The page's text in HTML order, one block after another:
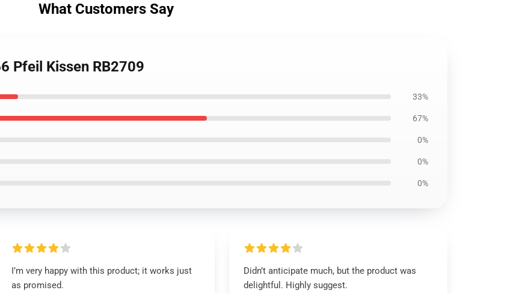
What Customers Say
Pfeil Kissen RB2709
33%
67%
0%
0%
0%
I’m very happy with this product; it works just
as promised.
Didn’t anticipate much, but the product was
delightful. Highly suggest.